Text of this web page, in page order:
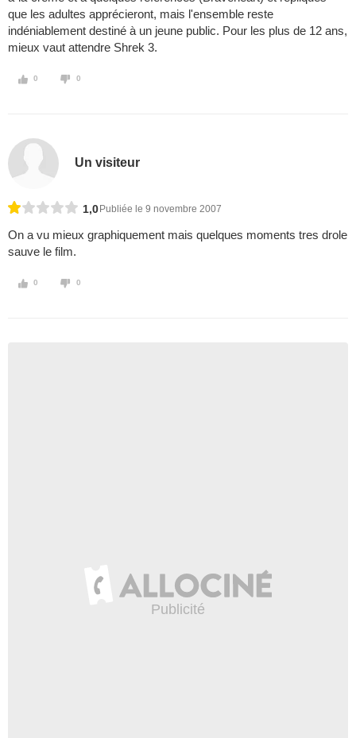
que les adultes apprécieront, mais l'ensemble reste
indéniablement destiné à un jeune public. Pour les plus de 12 ans,
mieux vaut attendre Shrek 3.
0 0
Un visiteur
1,0 Publiée le 9 novembre 2007
On a vu mieux graphiquement mais quelques moments tres drole
sauve le film.
0 0